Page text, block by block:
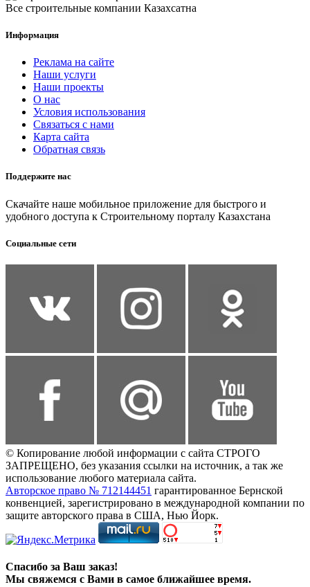
Все строительные компании Казахсатна
Информация
Реклама на сайте
Наши услуги
Наши проекты
О нас
Условия использования
Связаться с нами
Карта сайта
Обратная связь
Поддержите нас
Скачайте наше мобильное приложение для быстрого и
удобного доступа к Строительному порталу Казахстана
Социальные сети
© Копирование любой информации с сайта СТРОГО
ЗАПРЕЩЕНО, без указания ссылки на источник, а так же
использование любого материала сайта.
Авторское право № 712144451 гарантированное Бернской
конвенцией, зарегистрировано в международной компании по
защите авторского права в США, Нью Йорк.
Спасибо за Ваш заказ!
Мы свяжемся с Вами в самое ближайшее время.